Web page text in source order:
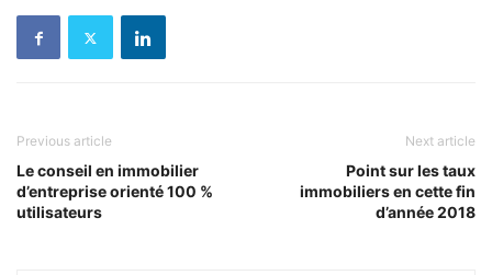
Previous article
Le conseil en immobilier
d’entreprise orienté 100 %
utilisateurs
Next article
Point sur les taux
immobiliers en cette fin
d’année 2018